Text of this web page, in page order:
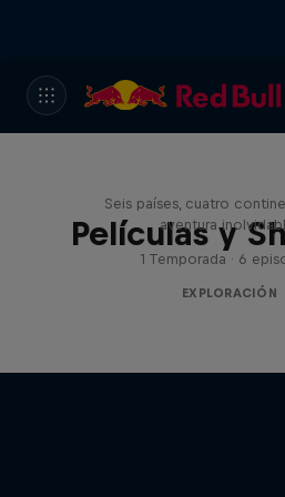
Películas y
Seis países, cuatro
aventura
1 Temporada · 6
EXPLORACIÓN